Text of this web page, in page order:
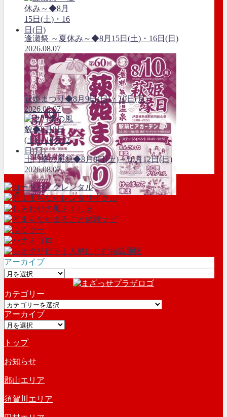
逢瀬祭 ～夏休み～◆8月15日(土)・16日(日)
2026.08.07
萩姫まつり◆8月9日(日)・10日(月)
2026.08.07
土門拳の風貌◆8月8日(土)～10月12日(日)
2026.08.07
アーカイブ
ア
カ
イ
ブ
カテゴリー
カ
テ
ゴ
ー
アーカイブ
ア
カ
イ
ブ
トップ
お知らせ
郡山エリア
須賀川エリア